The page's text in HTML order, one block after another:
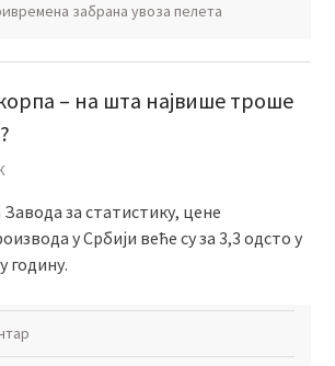
забрана увоза пелета
– на шта највише троше
за статистику, цене
у Србији веће су за 3,3 одсто у
годину.